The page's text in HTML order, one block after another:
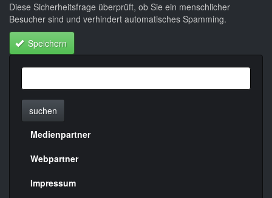
Diese Sicherheitsfrage überprüft, ob Sie ein menschlicher
Besucher sind und verhindert automatisches Spamming.
Speichern
suchen
Menülinks
rechte
Seite
Medienpartner
Webpartner
Impressum